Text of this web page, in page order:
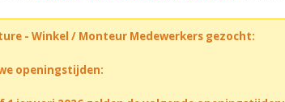
- Winkel / Monteur Medewerkers gezocht:
openingstijden: